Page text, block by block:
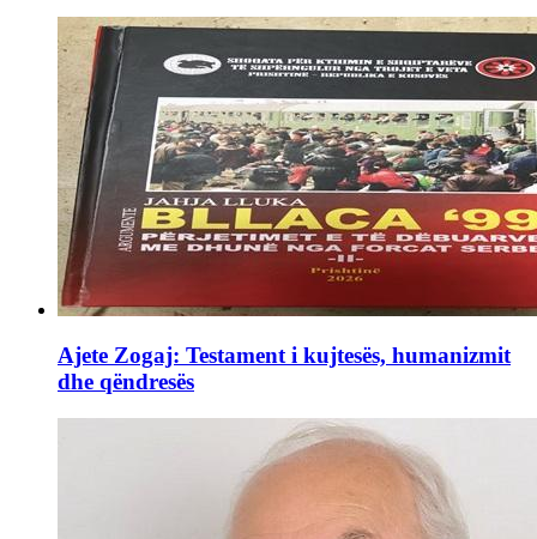
Ajete Zogaj: Testament i kujtesës, humanizmit
dhe qëndresës